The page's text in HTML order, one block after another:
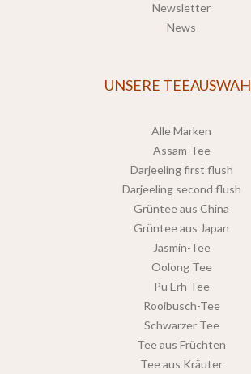
Newsletter
News
UNSERE
Alle Marken
Assam-Tee
Darjeeling first flush
Darjeeling second flush
Grüntee aus China
Grüntee aus Japan
Jasmin-Tee
Oolong Tee
Pu Erh Tee
Rooibusch-Tee
Schwarzer Tee
Tee aus Früchten
Tee aus Kräuter